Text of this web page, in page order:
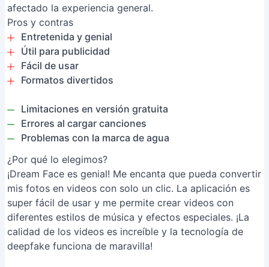
afectado la experiencia general.
Pros y contras
Entretenida y genial
Útil para publicidad
Fácil de usar
Formatos divertidos
Limitaciones en versión gratuita
Errores al cargar canciones
Problemas con la marca de agua
¿Por qué lo elegimos?
¡Dream Face es genial! Me encanta que pueda convertir
mis fotos en videos con solo un clic. La aplicación es
super fácil de usar y me permite crear videos con
diferentes estilos de música y efectos especiales. ¡La
calidad de los videos es increíble y la tecnología de
deepfake funciona de maravilla!